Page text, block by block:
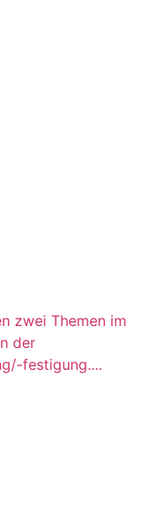
zwei Themen im
der
festigung....